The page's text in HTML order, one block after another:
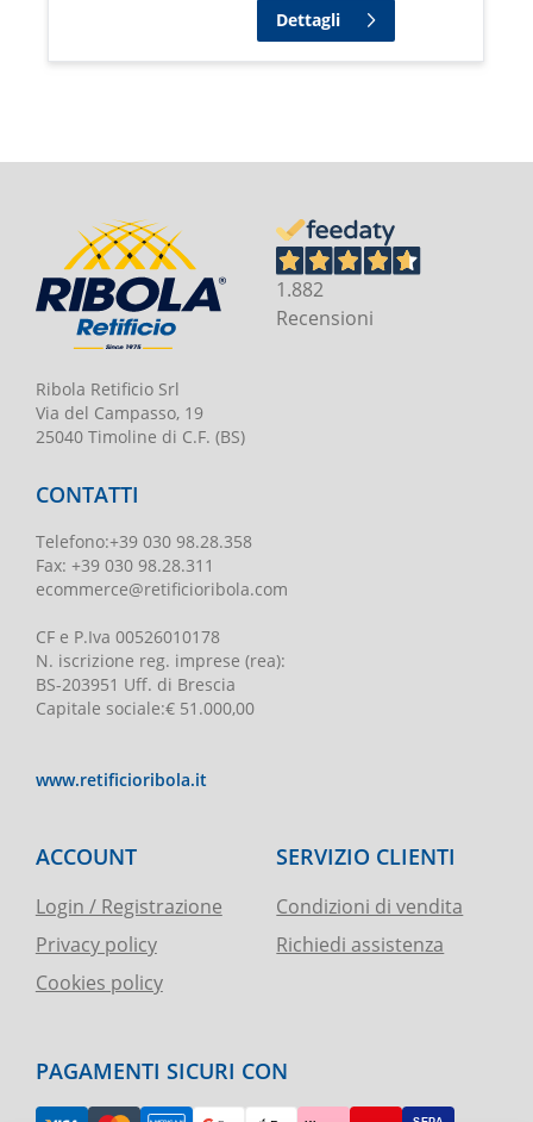
Dettagli
Ribola Retificio Srl
Via del Campasso, 19
25040 Timoline di C.F. (BS)
1.882
Recensioni
CONTATTI
Telefono:+39 030 98.28.358
Fax: +39 030 98.28.311
ecommerce@retificioribola.com
CF e P.Iva 00526010178
N. iscrizione reg. imprese (rea):
BS-203951 Uff. di Brescia
Capitale sociale:€ 51.000,00
www.retificioribola.it
ACCOUNT
Login / Registrazione
Privacy policy
Cookies policy
SERVIZIO CLIENTI
Condizioni di vendita
Richiedi assistenza
PAGAMENTI SICURI CON